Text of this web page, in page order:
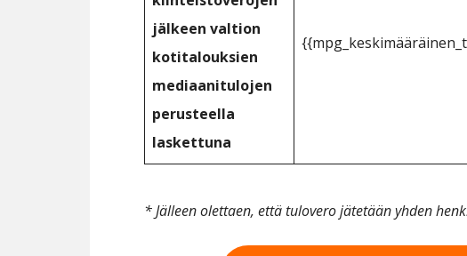
jälkeen valtion
kotitalouksien
mediaanitulojen
perusteella
laskettuna
* Jälleen olettaen, että tulovero jätetään yhden